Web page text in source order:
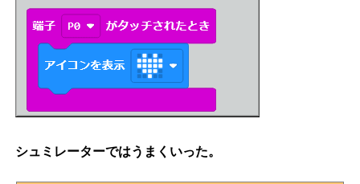
シュミレーターではうまくいった。